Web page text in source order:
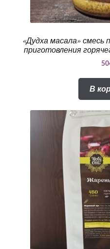
«Дудха масала» смесь
приготовления
В